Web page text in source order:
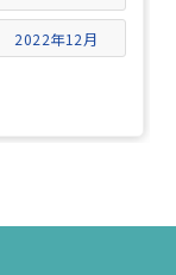
2022年12月